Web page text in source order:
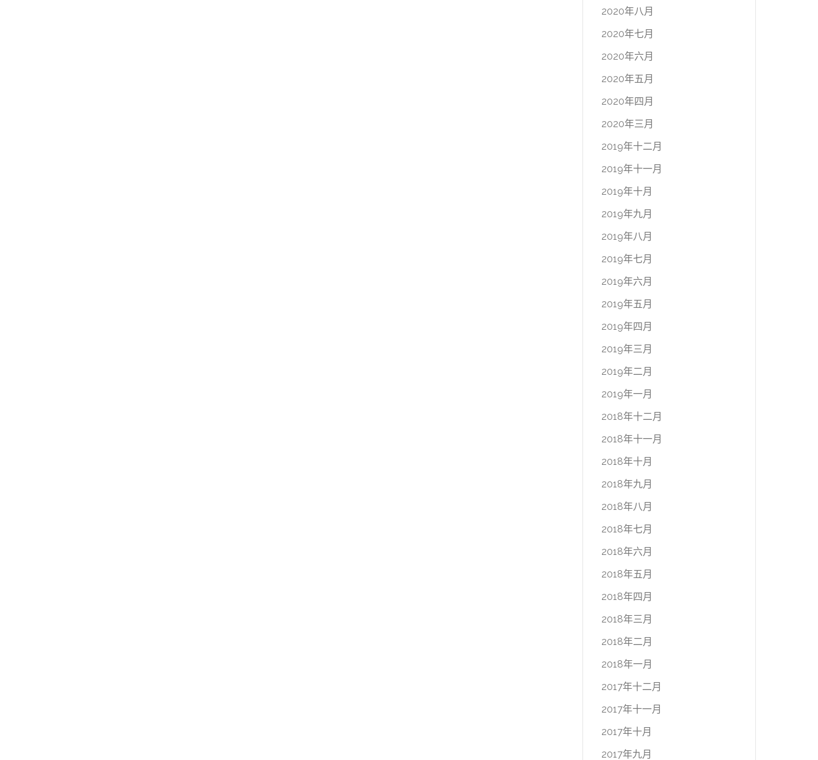
2020年八月
2020年七月
2020年六月
2020年五月
2020年四月
2020年三月
2019年十二月
2019年十一月
2019年十月
2019年九月
2019年八月
2019年七月
2019年六月
2019年五月
2019年四月
2019年三月
2019年二月
2019年一月
2018年十二月
2018年十一月
2018年十月
2018年九月
2018年八月
2018年七月
2018年六月
2018年五月
2018年四月
2018年三月
2018年二月
2018年一月
2017年十二月
2017年十一月
2017年十月
2017年九月